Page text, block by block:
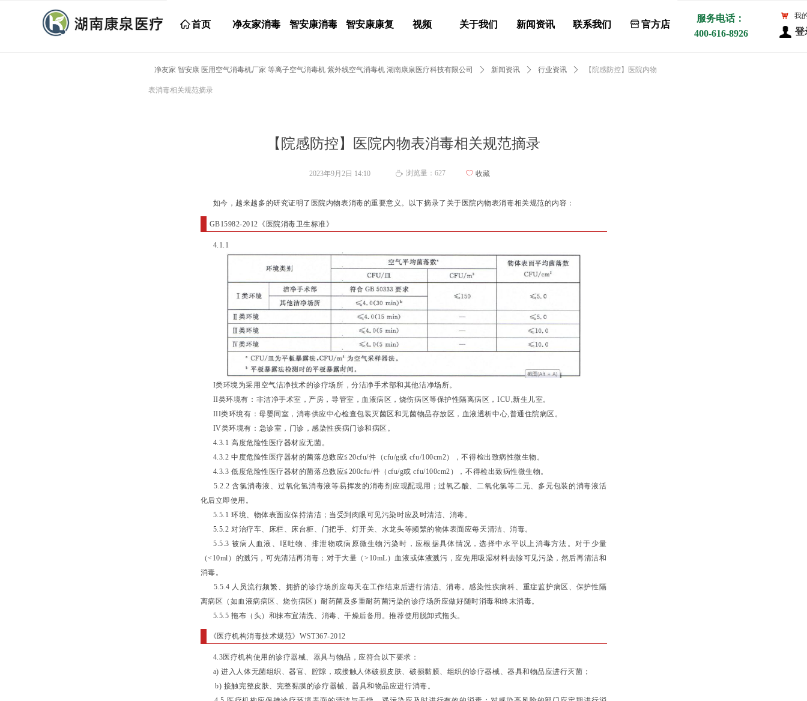
ꀇ 首页 净友家消毒 智安康消毒 智安康康复 视频 关于我们 新闻资讯 联系我们 ꀰ 官方店
登
服务电话：
400-616-8926
낙 我
【院感防控】医院内物表消毒相关规范摘录
净友家 智安康 医用空气消毒机厂家 等离子空气消毒机 紫外线空气消毒机 湖南康泉医疗科技有限公司 ꄲ 新闻资讯 ꄲ 行业资讯 ꄲ 【院感防控】医院内物
表消毒相关规范摘录
如今，越来越多的研究证明了医院内物表消毒的重要意义。以下摘录了关于医院内物表消毒相关规范的内容：
GB15982-2012《医院消毒卫生标准》
4.1.1
I类环境为采用空气洁净技术的诊疗场所，分洁净手术部和其他洁净场所。
II类环境有：非洁净手术室，产房，导管室，血液病区，烧伤病区等保护性隔离病区，ICU,新生儿室。
III类环境有：母婴同室，消毒供应中心检查包装灭菌区和无菌物品存放区，血液透析中心,普通住院病区。
IV类环境有：急诊室，门诊，感染性疾病门诊和病区。
4.3.1 高度危险性医疗器材应无菌。
4.3.2 中度危险性医疗器材的菌落总数应≦20cfu/件（cfu/g或 cfu/100cm2），不得检出致病性微生物。
4.3.3 低度危险性医疗器材的菌落总数应≦200cfu/件（cfu/g或 cfu/100cm2），不得检出致病性微生物。
5.2.2 含氯消毒液、过氧化氢消毒液等易挥发的消毒剂应现配现用；过氧乙酸、二氧化氯等二元、多元包装的消毒液活
化后立即使用。
5.5.1 环境、物体表面应保持清洁；当受到肉眼可见污染时应及时清洁、消毒。
5.5.2 对治疗车、床栏、床台柜、门把手、灯开关、水龙头等频繁的物体表面应每天清洁、消毒。
5.5.3 被病人血液、呕吐物、排泄物或病原微生物污染时，应根据具体情况，选择中水平以上消毒方法。对于少量
（<10ml）的溅污，可先清洁再消毒；对于大量（>10mL）血液或体液溅污，应先用吸湿材料去除可见污染，然后再清洁和
消毒。
5.5.4 人员流行频繁、拥挤的诊疗场所应每天在工作结束后进行清洁、消毒。感染性疾病科、重症监护病区、保护性隔
离病区（如血液病病区、烧伤病区）耐药菌及多重耐药菌污染的诊疗场所应做好随时消毒和终末消毒。
5.5.5 拖布（头）和抹布宜清洗、消毒、干燥后备用。推荐使用脱卸式拖头。
《医疗机构消毒技术规范》WST367-2012
4.3医疗机构使用的诊疗器械、器具与物品，应符合以下要求：
a) 进入人体无菌组织、器官、腔隙，或接触人体破损皮肤、破损黏膜、组织的诊疗器械、器具和物品应进行灭菌；
b) 接触完整皮肤、完整黏膜的诊疗器械、器具和物品应进行消毒。
2023年9月2日 14:10 ꄘ 浏览量： 627 ꄀ 收藏